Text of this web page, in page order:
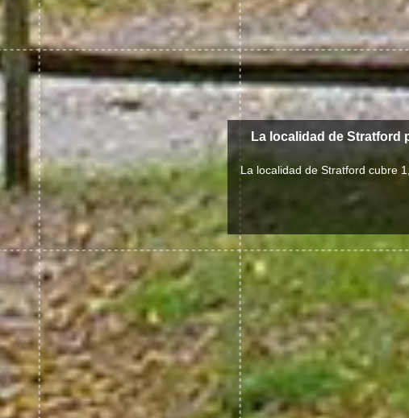
La localidad de Stratford
La localidad de Stratford cubre